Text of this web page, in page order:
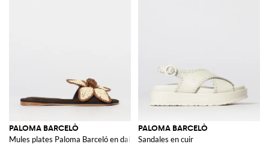
PALOMA BARCELÒ
Mules plates Paloma Barceló en daim vert avec fleur en raphia brodée
PALOMA BARCELÒ
Sandales en cuir